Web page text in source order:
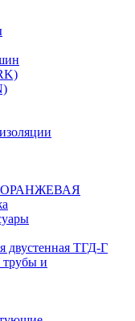
ОРАНЖЕВАЯ
двустенная ТГД-Г
трубы и